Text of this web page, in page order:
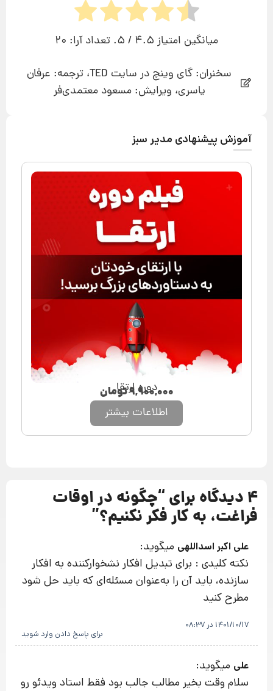
میانگین امتیاز 4.5 / 5. تعداد آرا:
20
سخنران: گای وینچ در سایت TED، ترجمه: عرفان
یاسری، ویرایش: مسعود معتمدی‌فر
آموزش پیشنهادی مدیر سبز
دوره ارتقا
۹,۹۰۰,۰۰۰تومان
اطلاعات بیشتر
4 دیدگاه برای “ چگونه در اوقات
فراغت، به کار فکر نکنیم؟”
علی اکبر اسداللهی میگوید:
نکته کلیدی : برای تبدیل افکار نشخوارکننده به افکار
سازنده، باید آن را به‌عنوان مسئله‌ای که باید حل شود
مطرح کنید
1401/10/17 در 08:37
برای پاسخ دادن وارد شوید
علی میگوید:
سلام وقت بخیر مطالب جالب بود فقط استاد ویدئو رو